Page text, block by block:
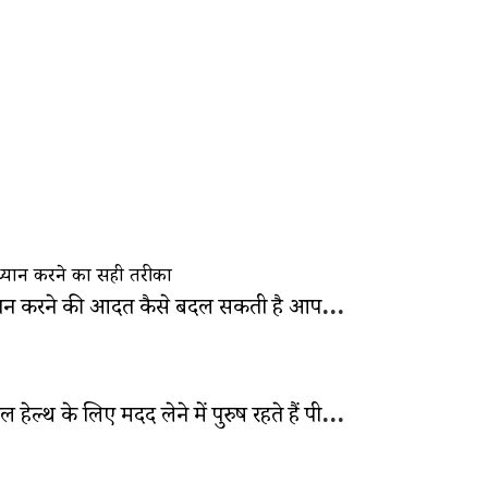
ध्यान करने की आदत कैसे बदल सकती है आपकी ज़िंदगी: जानें कैसे?
मेंटल हेल्थ के लिए मदद लेने में पुरुष रहते हैं पीछे: समझें कारण और परिणाम